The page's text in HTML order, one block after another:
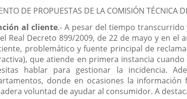
DE PROPUESTAS DE LA COMISIÓN TÉCNICA
al cliente.- A pesar del tiempo
Real Decreto 899/2009, de 22 de mayo y en
problemático y fuente principal de
que atiende en primera instancia
hablar para gestionar la incidencia.
donde en ocasiones la
voluntad de ayudar al consumidor. A